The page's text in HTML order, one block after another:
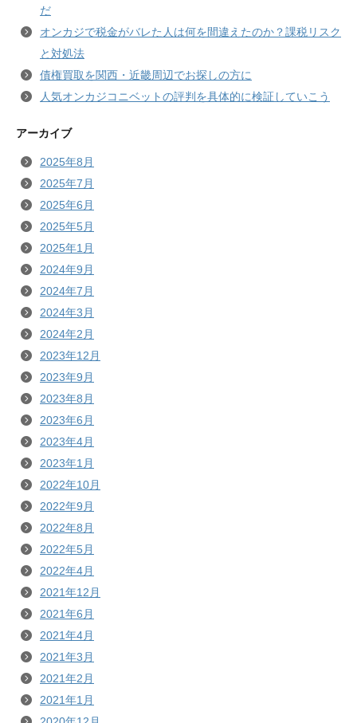
だ
オンカジで税金がバレた人は何を間違えたのか？課税リスク
と対処法
債権買取を関西・近畿周辺でお探しの方に
人気オンカジコニベットの評判を具体的に検証していこう
アーカイブ
2025年8月
2025年7月
2025年6月
2025年5月
2025年1月
2024年9月
2024年7月
2024年3月
2024年2月
2023年12月
2023年9月
2023年8月
2023年6月
2023年4月
2023年1月
2022年10月
2022年9月
2022年8月
2022年5月
2022年4月
2021年12月
2021年6月
2021年4月
2021年3月
2021年2月
2021年1月